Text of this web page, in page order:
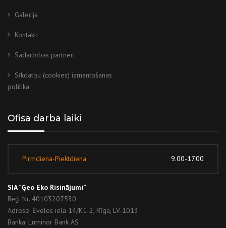
Galerija
Kontakti
Sadarbības partneri
Sīkdatņu (cookies) izmantošanas
politika
Ofisa darba laiki
Pirmdiena-Piektdiena 9.00-17.00
SIA ”Ģeo Eko Risinājumi”
Reģ. Nr. 40103207530
Adrese: Ēveles iela 14/K1-2, Rīga, LV-1013
Banka: Luminor Bank AS